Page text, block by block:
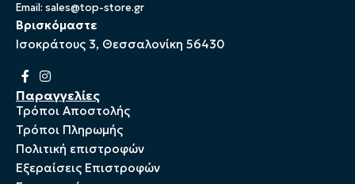
Email: sales@top-store.gr
Βρισκόμαστε
Ισοκράτους 3, Θεσσαλονίκη 56430
Παραγγελίες
Τρόποι Αποστολής
Τρόποι Πληρωμής
Πολιτική επιστροφών
Εξεραίσεις Επιστροφών